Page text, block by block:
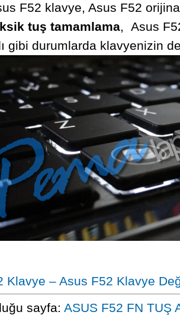
F52 klavye, Asus F52
tuş tamamlama, Asus
gibi durumlarda klavyenizin
Klavye – Asus F52 Klavye
sayfa: ASUS F52 FN TUŞ